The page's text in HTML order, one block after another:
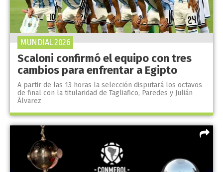
Scaloni confirmó el equipo con tres
cambios para enfrentar a Egipto
A partir de las 13 horas la selección disputará los octavos
de final con la titularidad de Tagliafico, Paredes y Julián
Álvarez
MUNDIAL 2026